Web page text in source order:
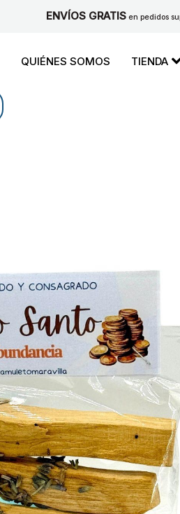
ENVÍOS GRATISen pedidos
QUIÉNES SOMOS TIENDA